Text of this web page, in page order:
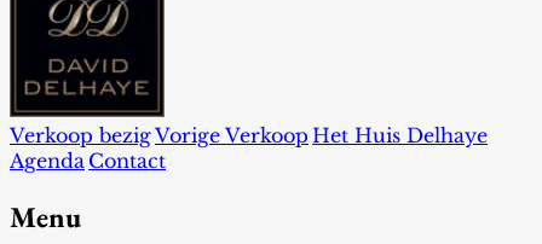
Verkoop bezigVorige Verkoop Het Huis Delhaye
Agenda Contact
Menu